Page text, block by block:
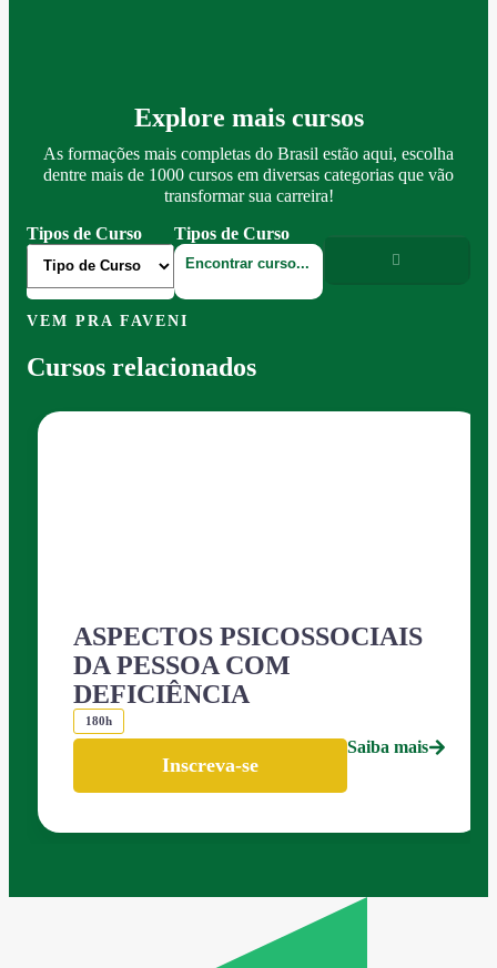
Explore mais cursos
As formações mais completas do Brasil estão aqui, escolha
dentre mais de 1000 cursos em diversas categorias que vão
transformar sua carreira!
Tipos de Curso
Tipos de Curso
VEM PRA FAVENI
Cursos relacionados
ASPECTOS PSICOSSOCIAIS
DA PESSOA COM
DEFICIÊNCIA
180h
Inscreva-se
Saiba mais